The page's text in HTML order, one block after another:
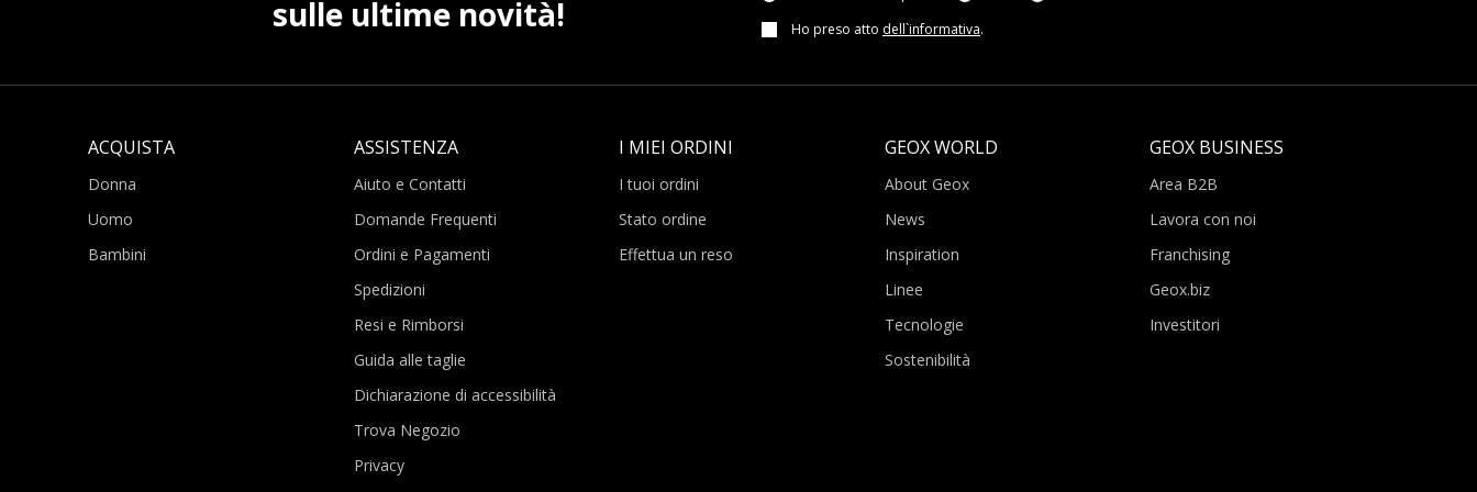
sulle ultime novità!
Ho preso atto dell`informativa.
ACQUISTA
Donna
Uomo
Bambini
ASSISTENZA
Aiuto e Contatti
Domande Frequenti
Ordini e Pagamenti
Spedizioni
Resi e Rimborsi
Guida alle taglie
Dichiarazione di accessibilità
Trova Negozio
Privacy
I MIEI ORDINI
I tuoi ordini
Stato ordine
Effettua un reso
GEOX WORLD
About Geox
News
Inspiration
Linee
Tecnologie
Sostenibilità
GEOX BUSINESS
Area B2B
Lavora con noi
Franchising
Geox.biz
Investitori